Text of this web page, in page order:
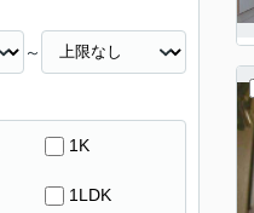
～
1K
1LDK